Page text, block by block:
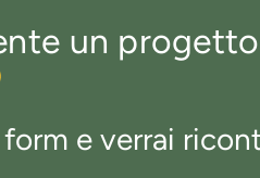
un progetto
e verrai